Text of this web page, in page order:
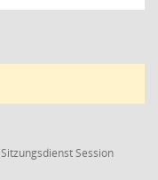
SitzungsdienstSession(Wird in